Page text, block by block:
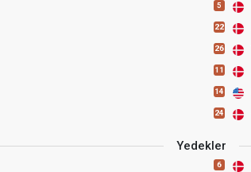
5
22
26
11
14
24
Yedekler
6